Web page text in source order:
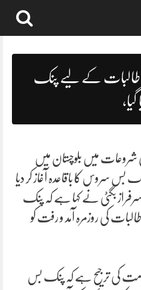
طالبات کے لیے پنک
شروعات میں بلوچستان میں
سروس کا باقاعدہ آغاز کر دیا
سرفراز بگٹی نے کہا ہے کہ پنک
کی روزمرہ آمد و رفت کو
کی ترجیح ہے کہ پنک بس